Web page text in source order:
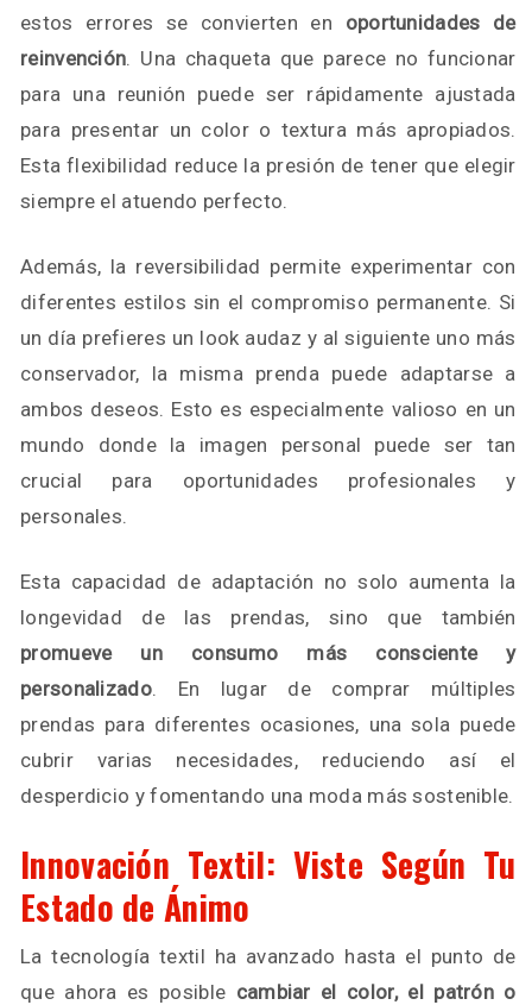
estos errores se convierten en oportunidades de
reinvención. Una chaqueta que parece no funcionar
para una reunión puede ser rápidamente ajustada
para presentar un color o textura más apropiados.
Esta flexibilidad reduce la presión de tener que elegir
siempre el atuendo perfecto.
Además, la reversibilidad permite experimentar con
diferentes estilos sin el compromiso permanente. Si
un día prefieres un look audaz y al siguiente uno más
conservador, la misma prenda puede adaptarse a
ambos deseos. Esto es especialmente valioso en un
mundo donde la imagen personal puede ser tan
crucial para oportunidades profesionales y
personales.
Esta capacidad de adaptación no solo aumenta la
longevidad de las prendas, sino que también
promueve un consumo más consciente y
personalizado. En lugar de comprar múltiples
prendas para diferentes ocasiones, una sola puede
cubrir varias necesidades, reduciendo así el
desperdicio y fomentando una moda más sostenible.
Innovación Textil: Viste Según Tu
Estado de Ánimo
La tecnología textil ha avanzado hasta el punto de
que ahora es posible cambiar el color, el patrón o